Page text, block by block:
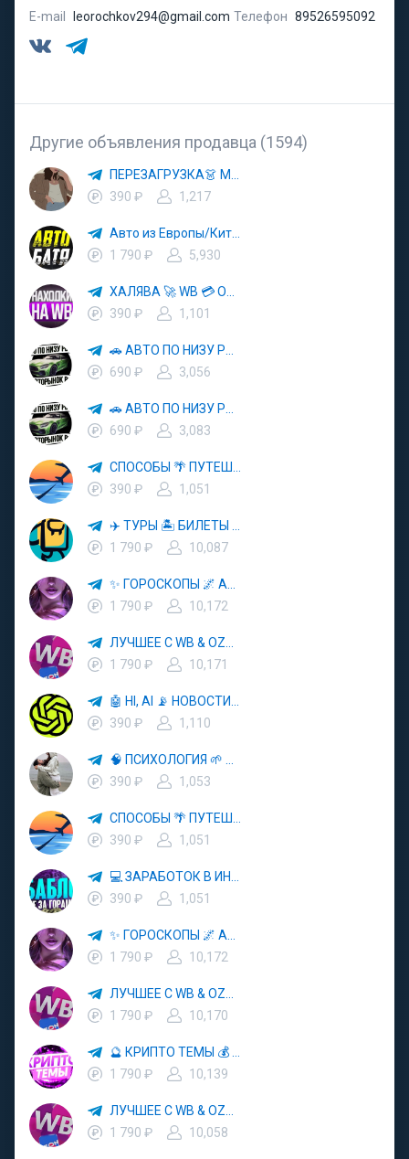
E-mail leorochkov294@gmail.com Телефон 89526595092
Другие объявления продавца (1594)
390 ₽
1,217
1 790 ₽
5,930
390 ₽
1,101
690 ₽
3,056
690 ₽
3,083
390 ₽
1,051
1 790 ₽
10,087
1 790 ₽
10,172
1 790 ₽
10,171
390 ₽
1,110
390 ₽
1,053
390 ₽
1,051
390 ₽
1,051
1 790 ₽
10,172
1 790 ₽
10,170
1 790 ₽
10,139
1 790 ₽
10,058